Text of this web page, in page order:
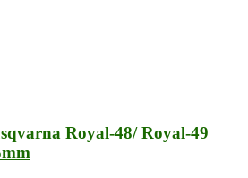
Royal-48/ Royal-49